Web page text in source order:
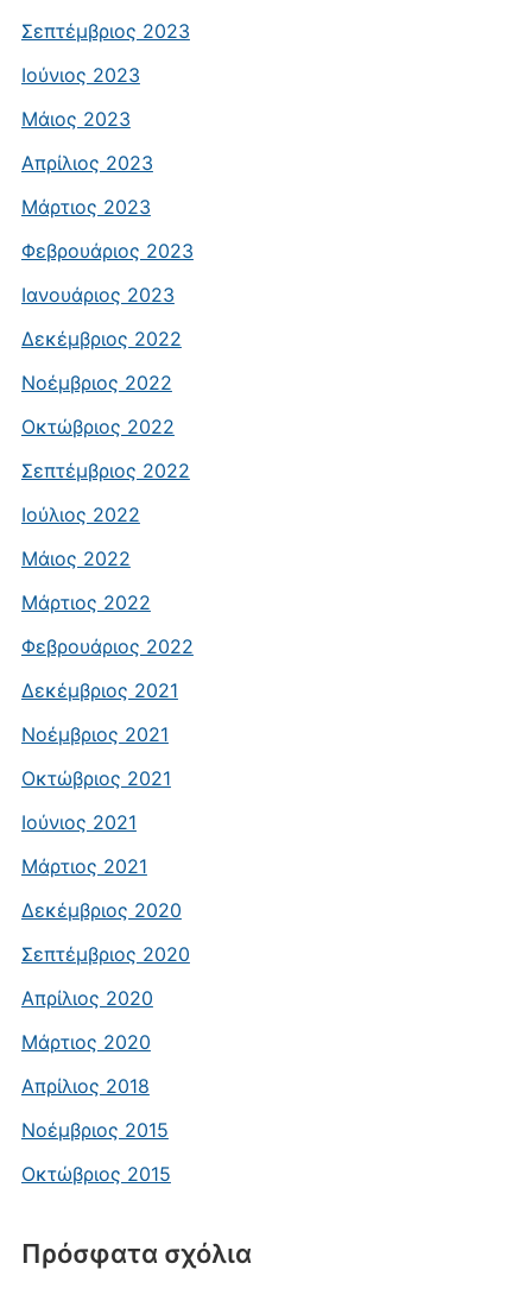
Σεπτέμβριος 2023
Ιούνιος 2023
Μάιος 2023
Απρίλιος 2023
Μάρτιος 2023
Φεβρουάριος 2023
Ιανουάριος 2023
Δεκέμβριος 2022
Νοέμβριος 2022
Οκτώβριος 2022
Σεπτέμβριος 2022
Ιούλιος 2022
Μάιος 2022
Μάρτιος 2022
Φεβρουάριος 2022
Δεκέμβριος 2021
Νοέμβριος 2021
Οκτώβριος 2021
Ιούνιος 2021
Μάρτιος 2021
Δεκέμβριος 2020
Σεπτέμβριος 2020
Απρίλιος 2020
Μάρτιος 2020
Απρίλιος 2018
Νοέμβριος 2015
Οκτώβριος 2015
Πρόσφατα σχόλια